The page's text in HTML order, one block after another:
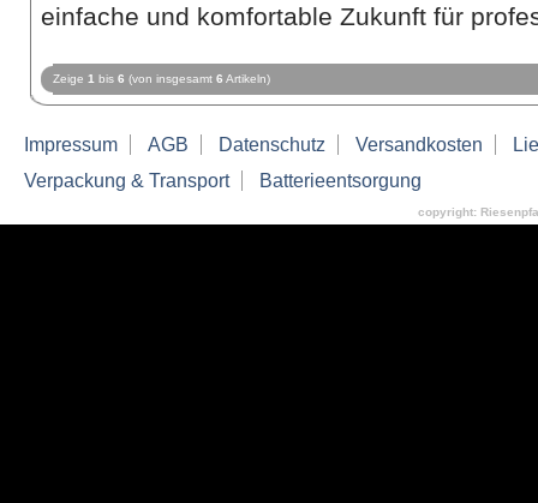
einfache und komfortable Zukunft für
Zeige 1 bis 6 (von insgesamt 6 Artikeln)
Impressum AGB Datenschutz Versandkosten
Verpackung & Transport
Batterieentsorgung
copyright: